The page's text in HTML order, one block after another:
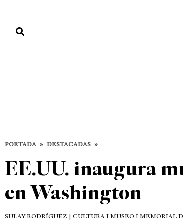
PORTADA » DESTACADAS »
EE.UU. inaugura
en Washington
SULAY RODRÍGUEZ | CULTURA I MUSEO I MEMORIAL